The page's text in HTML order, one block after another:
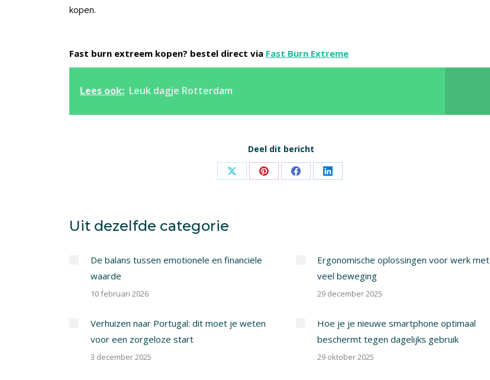
kopen.
Fast burn extreem kopen? bestel direct via Fast Burn Extreme
Lees ook: Leuk dagje Rotterdam
Deel dit bericht
Share Share Share Share
Uit dezelfde categorie
De balans tussen emotionele en financiële
waarde
10 februari 2026
Ergonomische oplossingen voor werk met
veel beweging
29 december 2025
Verhuizen naar Portugal: dit moet je weten
voor een zorgeloze start
3 december 2025
Hoe je je nieuwe smartphone optimaal
beschermt tegen dagelijks gebruik
29 oktober 2025